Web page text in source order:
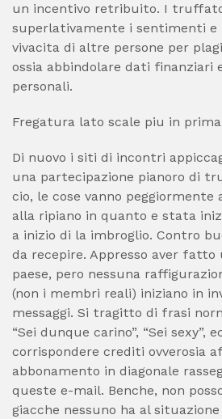
un incentivo retribuito. I
superlativamente i sentimenti e
vivacita di altre persone per
ossia abbindolare dati finanziari
personali.
Fregatura lato scale piu in
Di nuovo i siti di incontri
una partecipazione pianoro di
cio, le cose vanno peggiormente
alla ripiano in quanto e stata
a inizio di la imbroglio. Contro
da recepire. Appresso aver fatto
paese, pero nessuna
(non i membri reali) iniziano in
messaggi. Si tragitto di frasi
“Sei dunque carino”, “Sei sexy”,
corrispondere crediti ovverosia
abbonamento in diagonale
queste e-mail. Benche, non
giacche nessuno ha al